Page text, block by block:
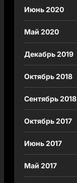
Июнь 2020
Май 2020
Декабрь 2019
Октябрь 2018
Сентябрь 2018
Октябрь 2017
Июнь 2017
Май 2017